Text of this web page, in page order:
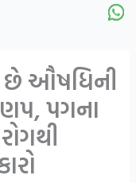
છે ઔષધિની
પગના